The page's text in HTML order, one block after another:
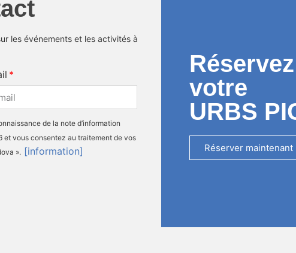
les événements et les activités à
de la note d’information
et vous consentez au traitement de vos
». [information]
votre
URBS
Réserver maintenant